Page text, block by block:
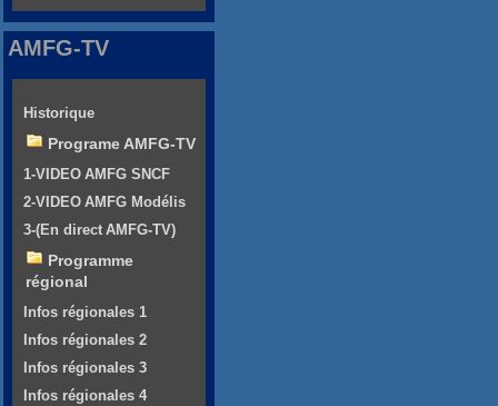
AMFG-TV
Historique
Programe AMFG-TV
1-VIDEO AMFG SNCF
2-VIDEO AMFG Modélis
3-(En direct AMFG-TV)
Programme
régional
Infos régionales 1
Infos régionales 2
Infos régionales 3
Infos régionales 4